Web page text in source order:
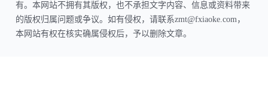
有。本网站不拥有其版权，也不承担文字内容、信息或资料带来
的版权归属问题或争议。如有侵权，请联系zmt@fxiaoke.com，
本网站有权在核实确属侵权后，予以删除文章。